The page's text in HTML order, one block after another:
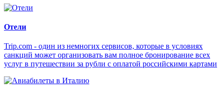
Отели
Trip.com - один из немногих сервисов, которые в условиях
санкций может организовать вам полное бронирование всех
услуг в путешествии за рубли с оплатой российскими картами